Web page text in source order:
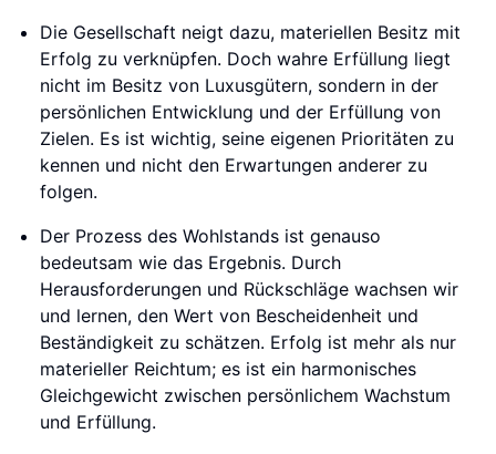
Die Gesellschaft neigt dazu, materiellen Besitz mit
Erfolg zu verknüpfen. Doch wahre Erfüllung liegt
nicht im Besitz von Luxusgütern, sondern in der
persönlichen Entwicklung und der Erfüllung von
Zielen. Es ist wichtig, seine eigenen Prioritäten zu
kennen und nicht den Erwartungen anderer zu
folgen.
Der Prozess des Wohlstands ist genauso
bedeutsam wie das Ergebnis. Durch
Herausforderungen und Rückschläge wachsen wir
und lernen, den Wert von Bescheidenheit und
Beständigkeit zu schätzen. Erfolg ist mehr als nur
materieller Reichtum; es ist ein harmonisches
Gleichgewicht zwischen persönlichem Wachstum
und Erfüllung.